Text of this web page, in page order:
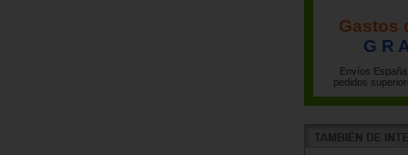
Gastos
G R
Envíos
pedidos